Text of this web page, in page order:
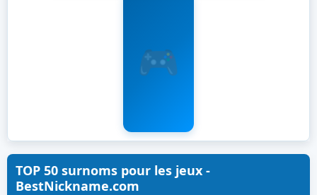
TOP 50 surnoms pour les jeux -
BestNickname.com